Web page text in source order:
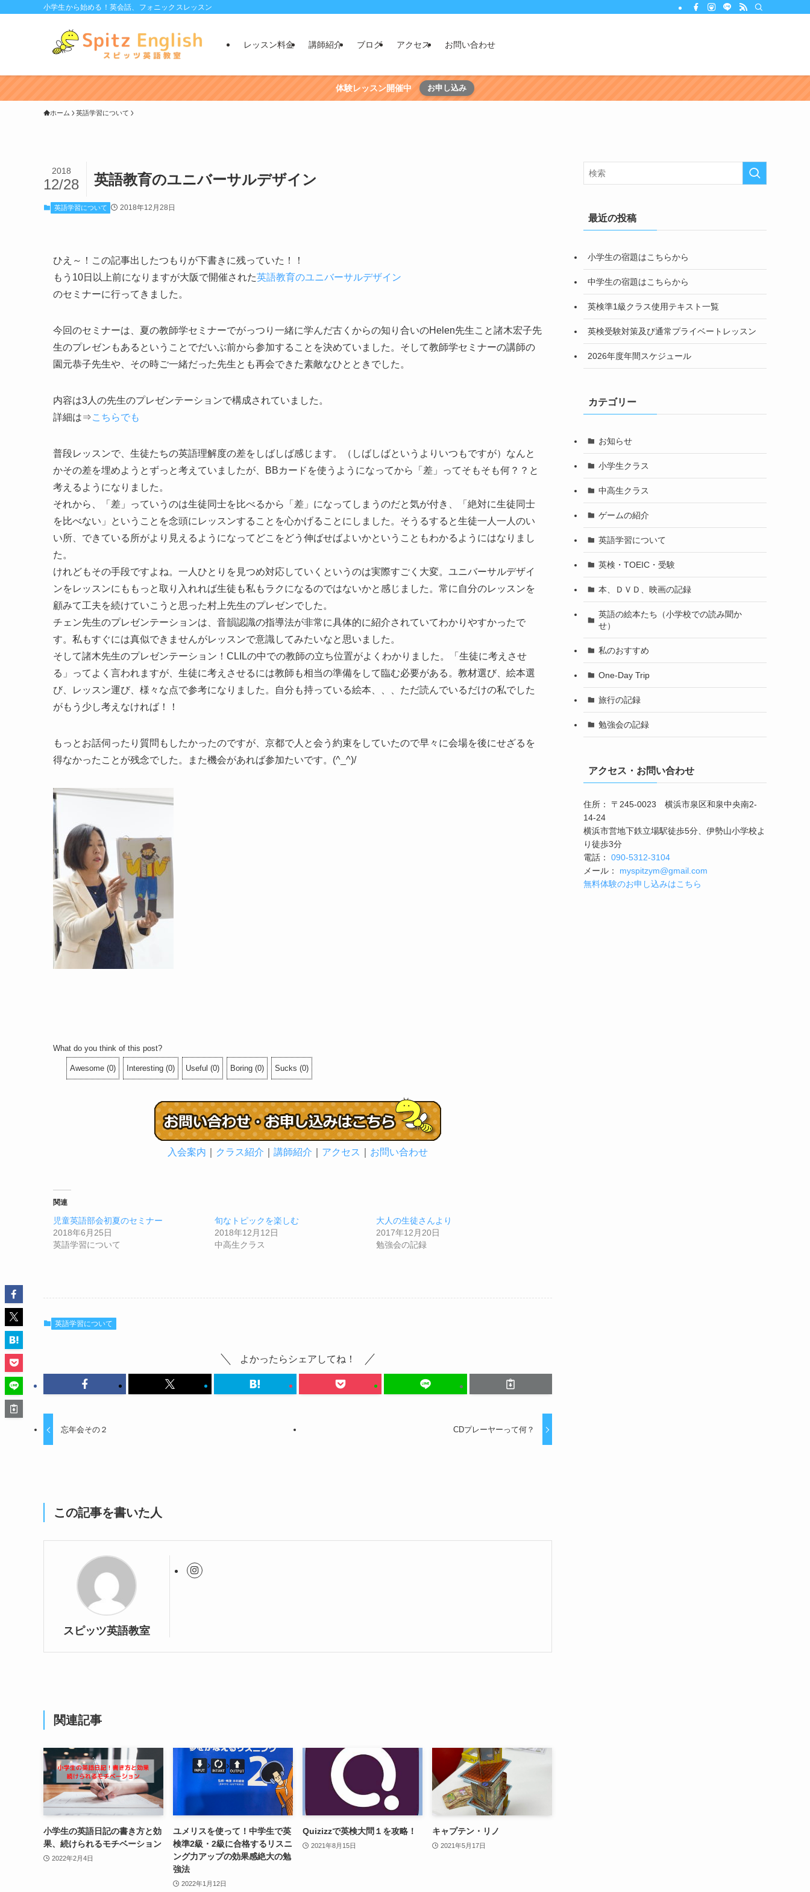
小学生から始める！英会話、フォニックスレッスン
レッスン料金 講師紹介 ブログ アクセス お問い合わせ
体験レッスン開催中 お申し込み
ホーム 英語学習について
英語教育のユニバーサルデザイン
2018
12/28
英語学習について 2018年12月28日
ひえ～！この記事出したつもりが下書きに残っていた！！
もう10日以上前になりますが大阪で開催された英語教育のユニバーサルデザイン
のセミナーに行ってきました。
今回のセミナーは、夏の教師学セミナーでがっつり一緒に学んだ古くからの知り合いのHelen先生こと諸木宏子先
生のプレゼンもあるということでだいぶ前から参加することを決めていました。そして教師学セミナーの講師の
園元恭子先生や、その時ご一緒だった先生とも再会できた素敵なひとときでした。
内容は3人の先生のプレゼンテーションで構成されていました。
詳細は⇒こちらでも
普段レッスンで、生徒たちの英語理解度の差をしばしば感じます。（しばしばというよりいつもですが）なんと
かその差を埋めようとずっと考えていましたが、BBカードを使うようになってから「差」ってそもそも何？？と
考えるようになりました。
それから、「差」っていうのは生徒同士を比べるから「差」になってしまうのだと気が付き、「絶対に生徒同士
を比べない」ということを念頭にレッスンすることを心かげることにしました。そうるすると生徒一人一人のい
い所、できている所がより見えるようになってどこをどう伸ばせばよいかということもわかるようにはなりまし
た。
けれどもその手段ですよね。一人ひとりを見つめ対応していくというのは実際すごく大変。ユニバーサルデザイ
ンをレッスンにももっと取り入れれば生徒も私もラクになるのではないかと感じました。常に自分のレッスンを
顧みて工夫を続けていこうと思った村上先生のプレゼンでした。
チェン先生のプレゼンテーションは、音韻認識の指導法が非常に具体的に紹介されていてわかりやすかったで
す。私もすぐには真似できませんがレッスンで意識してみたいなと思いました。
そして諸木先生のプレゼンテーション！CLILの中での教師の立ち位置がよくわかりました。「生徒に考えさせ
る」ってよく言われますが、生徒に考えさせるには教師も相当の準備をして臨む必要がある。教材選び、絵本選
び、レッスン運び、様々な点で参考になりました。自分も持っている絵本、、、ただ読んでいるだけの私でした
がもう少し考えなければ！！
もっとお話伺ったり質問もしたかったのですが、京都で人と会う約束をしていたので早々に会場を後にせざるを
得なかったことが残念でした。また機会があれば参加たいです。(^_^)/
What do you think of this post?
Awesome (0) Interesting (0) Useful (0) Boring (0) Sucks (0)
入会案内 クラス紹介 講師紹介 アクセス お問い合わせ
関連
児童英語部会初夏のセミナー
2018年6月25日
英語学習について
旬なトピックを楽しむ
2018年12月12日
中高生クラス
大人の生徒さんより
2017年12月20日
勉強会の記録
英語学習について
よかったらシェアしてね！
忘年会その２ CDプレーヤーって何？
この記事を書いた人
スピッツ英語教室
関連記事
小学生の英語日記の書き方と効
果、続けられるモチベーション
2022年2月4日
ユメリスを使って！中学生で英
検準2級・2級に合格するリスニ
ング力アップの効果感絶大の勉
強法
2022年1月12日
Quizizzで英検大問１を攻略！
2021年8月15日
キャプテン・リノ
2021年5月17日
最近の投稿
小学生の宿題はこちらから
中学生の宿題はこちらから
英検準1級クラス使用テキスト一覧
英検受験対策及び通常プライベートレッスン
2026年度年間スケジュール
カテゴリー
お知らせ
小学生クラス
中高生クラス
ゲームの紹介
英語学習について
英検・TOEIC・受験
本、ＤＶＤ、映画の記録
英語の絵本たち（小学校での読み聞か
せ）
私のおすすめ
One-Day Trip
旅行の記録
勉強会の記録
アクセス・お問い合わせ
住所： 〒245-0023 横浜市泉区和泉中央南2-
14-24
横浜市営地下鉄立場駅徒歩5分、伊勢山小学校よ
り徒歩3分
電話： 090-5312-3104
メール： myspitzym@gmail.com
無料体験のお申し込みはこちら